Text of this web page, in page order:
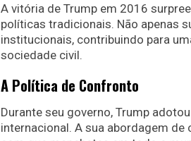
A vitória de Trump em 2016
políticas tradicionais. Não apenas
institucionais, contribuindo para
sociedade civil.
A Política de Confronto
Durante seu governo, Trump
internacional. A sua abordagem